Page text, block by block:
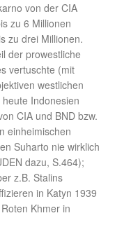
von der CIA
zu 6 Millionen
zu drei Millionen.
der prowestliche
vertuschte (mit
westlichen
Indonesien
CIA und BND bzw.
einheimischen
Suharto nie wirklich
dazu, S.464);
z.B. Stalins
in Katyn 1939
Khmer in